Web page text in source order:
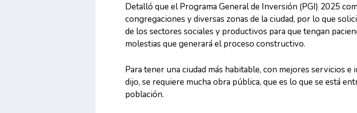
Detalló que el Programa General de Inversión (PGI) 2025
congregaciones y diversas zonas de la ciudad, por lo que
de los sectores sociales y productivos para que tengan
molestias que generará el proceso constructivo.
Para tener una ciudad más habitable, con mejores servicios e
dijo, se requiere mucha obra pública, que es lo que se está
población.